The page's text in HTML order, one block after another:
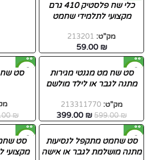
כלי שח פלסטיק 410 גרם
מקצועי לתלמידי שחמט
מק"ט: 213201
59.00 ₪
-33%
סט שח מט מגנטי מגירות
מתנה לגבר או לילד מולשם
מק"ט:213311770
599.00₪
399.00 ₪
-31%סט שח
₪
-40%
סט שחמט מתקפל לנסיעות
מתנה מושלמת לגבר או אישה
-22%
סט
מקצועי